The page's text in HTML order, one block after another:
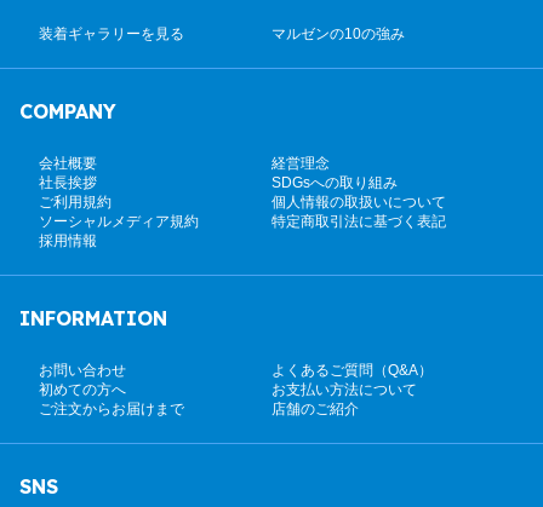
装着ギャラリーを見る マルゼンの10の強み
COMPANY
会社概要
経営理念
社長挨拶
SDGsへの取り組み
ご利用規約
個人情報の取扱いについて
ソーシャルメディア規約
特定商取引法に基づく表記
採用情報
INFORMATION
お問い合わせ
よくあるご質問（Q&A）
初めての方へ
お支払い方法について
ご注文からお届けまで
店舗のご紹介
SNS